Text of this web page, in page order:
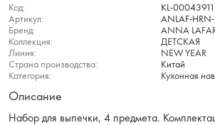
Код:
KL-00043911
Артикул:
ANLAF-
Бренд:
ANNA
Коллекция:
ДЕТСКАЯ
Линия:
NEW YEAR
Страна производства:
Китай
Категория:
Кухонная
Описание
Набор для выпечки, 4 предмета.